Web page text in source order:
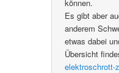
können.
Es gibt aber
anderem
etwas dabei
Übersicht
elektroschrott-